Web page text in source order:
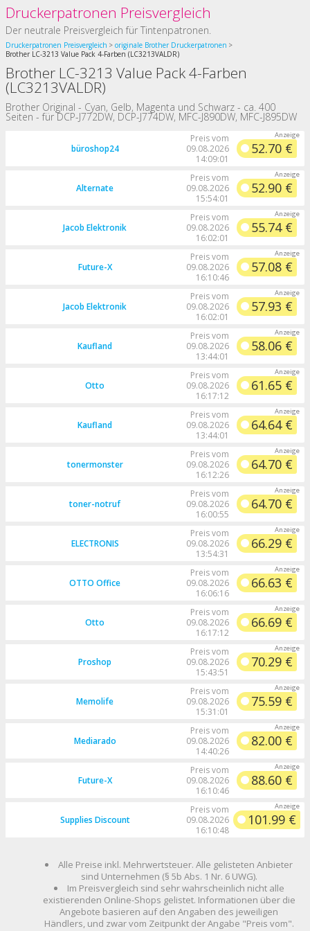
Druckerpatronen Preisvergleich
Der neutrale Preisvergleich für Tintenpatronen.
Druckerpatronen Preisvergleich
originale Brother Druckerpatronen
Brother LC-3213 Value Pack 4-Farben (LC3213VALDR)
Brother LC-3213 Value Pack 4-Farben
(LC3213VALDR)
Brother Original - Cyan, Gelb, Magenta und Schwarz - ca. 400
Seiten - für DCP-J772DW, DCP-J774DW, MFC-J890DW, MFC-J895DW
büroshop24
Preis vom
09.08.2026
14:09:01
52.70 €
Alternate
Preis vom
09.08.2026
15:54:01
52.90 €
Jacob Elektronik
Preis vom
09.08.2026
16:02:01
55.74 €
Future-X
Preis vom
09.08.2026
16:10:46
57.08 €
Jacob Elektronik
Preis vom
09.08.2026
16:02:01
57.93 €
Kaufland
Preis vom
09.08.2026
13:44:01
58.06 €
Otto
Preis vom
09.08.2026
16:17:12
61.65 €
Kaufland
Preis vom
09.08.2026
13:44:01
64.64 €
tonermonster
Preis vom
09.08.2026
16:12:26
64.70 €
toner-notruf
Preis vom
09.08.2026
16:00:55
64.70 €
ELECTRONIS
Preis vom
09.08.2026
13:54:31
66.29 €
OTTO Office
Preis vom
09.08.2026
16:06:16
66.63 €
Otto
Preis vom
09.08.2026
16:17:12
66.69 €
Proshop
Preis vom
09.08.2026
15:43:51
70.29 €
Memolife
Preis vom
09.08.2026
15:31:01
75.59 €
Mediarado
Preis vom
09.08.2026
14:40:26
82.00 €
Future-X
Preis vom
09.08.2026
16:10:46
88.60 €
Supplies Discount
Preis vom
09.08.2026
16:10:48
101.99 €
Alle Preise inkl. Mehrwertsteuer. Alle gelisteten Anbieter
sind Unternehmen (§ 5b Abs. 1 Nr. 6 UWG).
Im Preisvergleich sind sehr wahrscheinlich nicht alle
existierenden Online-Shops gelistet. Informationen über die
Angebote basieren auf den Angaben des jeweiligen
Händlers, und zwar vom Zeitpunkt der Angabe "Preis vom".